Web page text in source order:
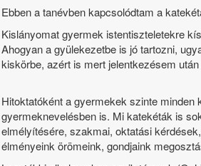
Ebben a tanévben kapcsolódtam a
Kislányomat gyermek istentiszteletekre
Ahogyan a gyülekezetbe is jó tartozni,
kiskörbe, azért is mert jelentkezésem
Hitoktatóként a gyermekek szinte
gyermeknevelésben is. Mi katekéták is
elmélyítésére, szakmai, oktatási
élményeink örömeink, gondjaink